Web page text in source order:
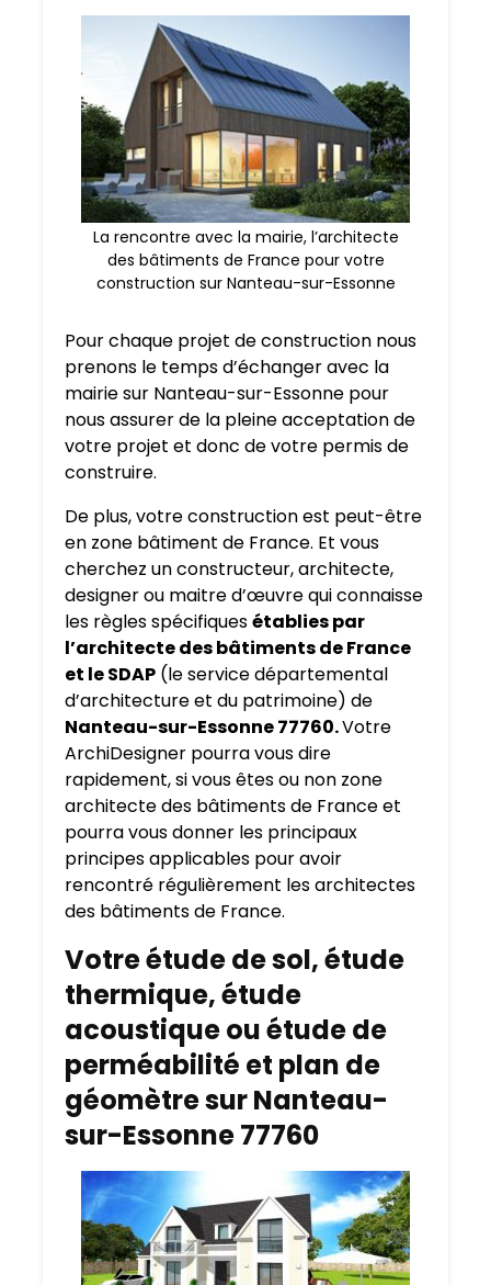
La rencontre avec la mairie, l’architecte
des bâtiments de France pour votre
construction sur Nanteau-sur-Essonne
Pour chaque projet de construction nous
prenons le temps d’échanger avec la
mairie sur Nanteau-sur-Essonne pour
nous assurer de la pleine acceptation de
votre projet et donc de votre permis de
construire.
De plus, votre construction est peut-être
en zone bâtiment de France. Et vous
cherchez un constructeur, architecte,
designer ou maitre d’œuvre qui connaisse
les règles spécifiquesétablies par
l’architecte des bâtiments de France
et le SDAP (le service départemental
d’architecture et du patrimoine) de
Nanteau-sur-Essonne 77760.Votre
ArchiDesigner pourra vous dire
rapidement, si vous êtes ou non zone
architecte des bâtiments de France et
pourra vous donner les principaux
principes applicables pour avoir
rencontré régulièrement les architectes
des bâtiments de France.
Votre étude de sol, étude
thermique, étude
acoustique ou étude de
perméabilité et plan de
géomètre sur Nanteau-
sur-Essonne 77760